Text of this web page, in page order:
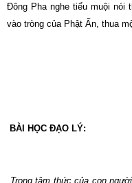
Đông Pha nghe tiểu muội nói
vào tròng của Phật Ấn, thua
BÀI HỌC ĐẠO LÝ:
Trong tâm thức của con